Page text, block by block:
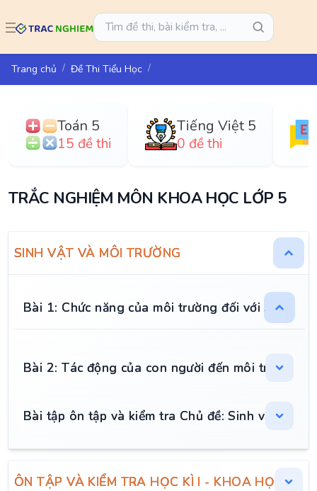
Trang chủ Đề Thi Tiểu Học
Toán 5
15 đề thi
Tiếng Việt 5
0 đề thi
TRẮC NGHIỆM MÔN KHOA HỌC LỚP 5
SINH VẬT VÀ MÔI TRƯỜNG
Bài 1: Chức năng của môi trường đối với sinh vật
Bài 2: Tác động của con người đến môi trường
Bài tập ôn tập và kiểm tra Chủ đề: Sinh vật và
ÔN TẬP VÀ KIỂM TRA HỌC KÌ I - KHOA HỌC 5